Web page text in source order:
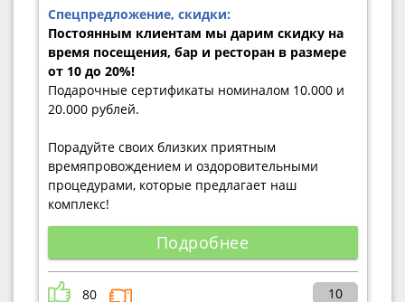
Спецпредложение, скидки:
Постоянным клиентам мы дарим скидку на
время посещения, бар и ресторан в размере
от 10 до 20%!
Подарочные сертификаты номиналом 10.000 и
20.000 рублей.
Порадуйте своих близких приятным
времяпровождением и оздоровительными
процедурами, которые предлагает наш
комплекс!
Подробнее
80 10